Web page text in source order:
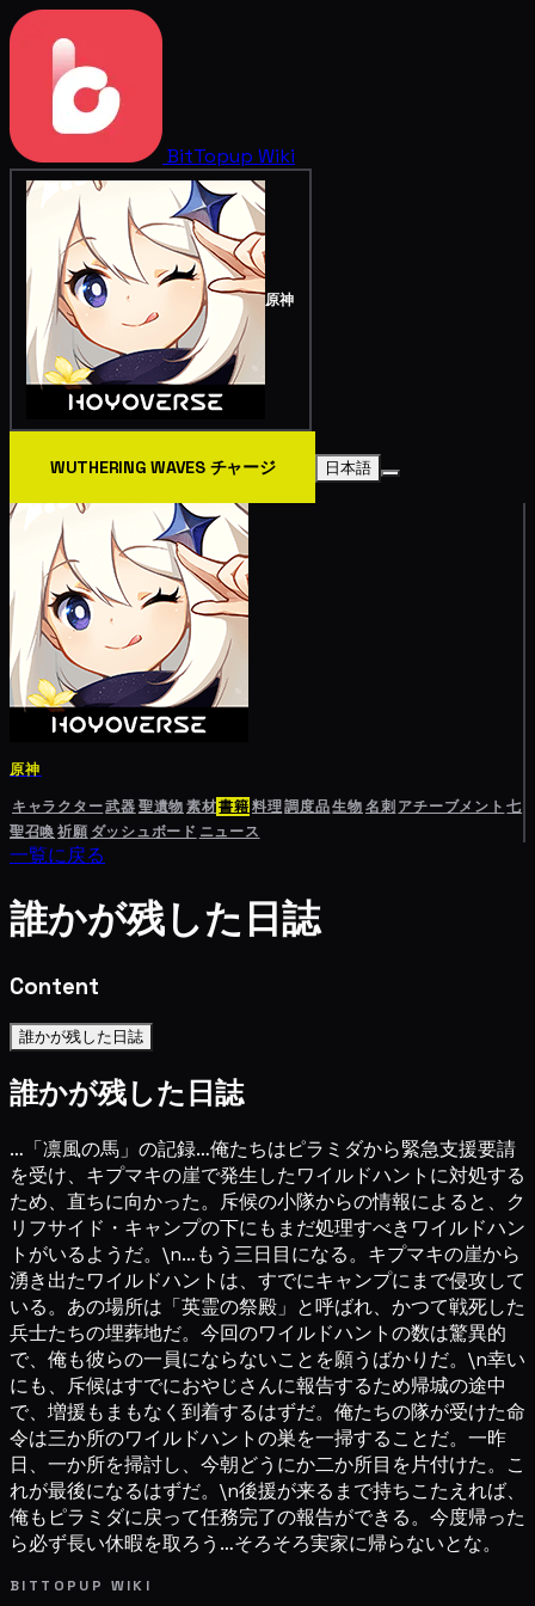
BitTopup Wiki
原神
WUTHERING WAVES チャージ 日本語
原神
キャラクター武器聖遺物素材書籍料理調度品生物名刺 アチーブメント 七
聖召喚祈願 ダッシュボード ニュース
一覧に戻る
誰かが残した日誌
Content
誰かが残した日誌
誰かが残した日誌
…「凛風の馬」の記録…俺たちはピラミダから緊急支援要請
を受け、キプマキの崖で発生したワイルドハントに対処する
ため、直ちに向かった。斥候の小隊からの情報によると、ク
リフサイド・キャンプの下にもまだ処理すべきワイルドハン
トがいるようだ。\n…もう三日目になる。キプマキの崖から
湧き出たワイルドハントは、すでにキャンプにまで侵攻して
いる。あの場所は「英霊の祭殿」と呼ばれ、かつて戦死した
兵士たちの埋葬地だ。今回のワイルドハントの数は驚異的
で、俺も彼らの一員にならないことを願うばかりだ。\n幸い
にも、斥候はすでにおやじさんに報告するため帰城の途中
で、増援もまもなく到着するはずだ。俺たちの隊が受けた命
令は三か所のワイルドハントの巣を一掃することだ。一昨
日、一か所を掃討し、今朝どうにか二か所目を片付けた。こ
れが最後になるはずだ。\n後援が来るまで持ちこたえれば、
俺もピラミダに戻って任務完了の報告ができる。今度帰った
ら必ず長い休暇を取ろう…そろそろ実家に帰らないとな。
BITTOPUP WIKI